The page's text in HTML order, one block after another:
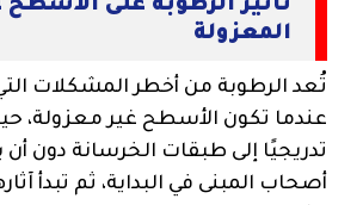
تأثير الرطوبة على الأسطح
المعزولة
تُعد الرطوبة من أخطر المشكلات التي
عندما تكون الأسطح غير معزولة،
تدريجيًا إلى طبقات الخرسانة دون
أصحاب المبنى في البداية، ثم تبدأ